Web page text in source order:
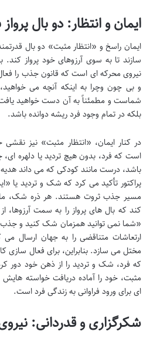
ایمان و انتظار: دو بال
ایمان راسخ و «انتظار مثبت» دو بال
سازند تا به سوی آرزوهای خود پرواز کند.
نیروی محرکه ای است که قانون جذب را
و بی چون وچرا به اینکه آنچه می
شماست و مطمئناً به آن دست خواهید یافت.
بلکه در تمام وجود فرد ریشه دوانده باشد.
در کنار ایمان، «انتظار مثبت» نیز نقشی
است که فرد، بدون هیچ تردید یا دلهره
باشد، درست مانند کودکی که می داند
پراکتور تأکید می کرد که شک و تردید یا
مسیر جذب ثروت هستند. هر ذره شک،
کند که بال های پرواز را به سمت
«شما نمی توانید همزمان شک کنید و
ارتعاشات متناقضی را به جهان ارسال
مختل می سازد. بنابراین، برای فعال
که فرد، شک و تردید را از ذهن خود دور
مثبت، خود را آماده دریافت خواسته
ای برای ورود فراوانی به زندگی فرد است.
شکرگزاری و قدردانی: